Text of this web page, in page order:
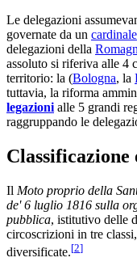
Le delegazioni
governate da un cardinale
delegazioni della
assoluto si riferiva alle 4
territorio: la (Bologna, la
tuttavia, la riforma
legazioni alle 5 grandi
raggruppando le
Il Moto proprio della
de' 6 luglio 1816 sulla
pubblica, istitutivo delle
circoscrizioni in tre
diversificate.[2]